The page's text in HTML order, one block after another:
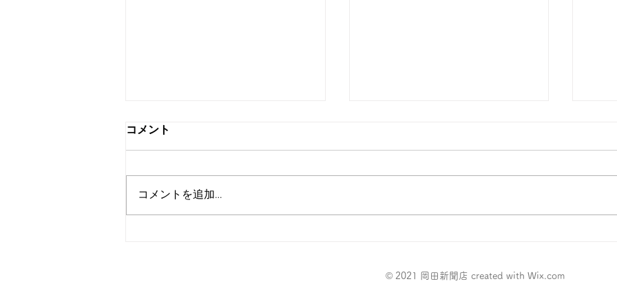
Instagram
こちらへの投稿が１年も空いてし
ンクを貼り付けておきますので、
こちらもご覧になってみてくださ
コメント
コメントを追加…
© 2021 岡田新聞店 created with Wix.com